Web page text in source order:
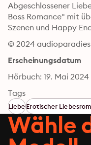
Abgeschlossener
Boss Romance" mit
Szenen und Happy
© 2024 audioparadies
Erscheinungsdatum
Hörbuch: 19. Mai 2024
Tags
LiebeErotischer
Wähle